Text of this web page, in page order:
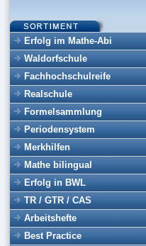
Erfolg im Mathe-Abi
Waldorfschule
Fachhochschulreife
Realschule
Formelsammlung
Periodensystem
Merkhilfen
Mathe bilingual
Erfolg in BWL
TR / GTR / CAS
Arbeitshefte
Best Practice